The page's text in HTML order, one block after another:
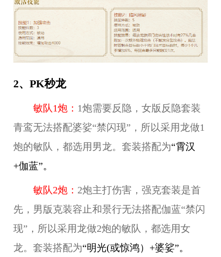
2、PK秒龙
敏队1炮： 1炮需要反隐，女版反隐套装
青鸾无法搭配婆娑“禁闪现”，所以采用龙做1
炮的敏队，都选用男龙。套装搭配为“霄汉
+伽蓝”。
敏队2炮： 2炮主打伤害，强克套装是首
先，男版克装容止和景行无法搭配伽蓝“禁闪
现”，所以采用龙做2炮的敏队，都选用女
龙。套装搭配为“明光(或惊鸿）+婆娑”。